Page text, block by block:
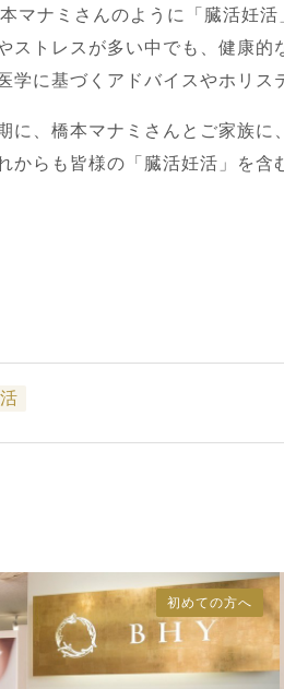
マナミさんのように「臓活妊
ストレスが多い中でも、健康的
学に基づくアドバイスやホリス
に、橋本マナミさんとご家族に
からも皆様の「臓活妊活」を含
初めての方へ